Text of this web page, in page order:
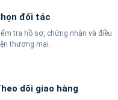
đối tác
tra hồ sơ, chứng nhận và điều
thương mại.
dõi giao hàng